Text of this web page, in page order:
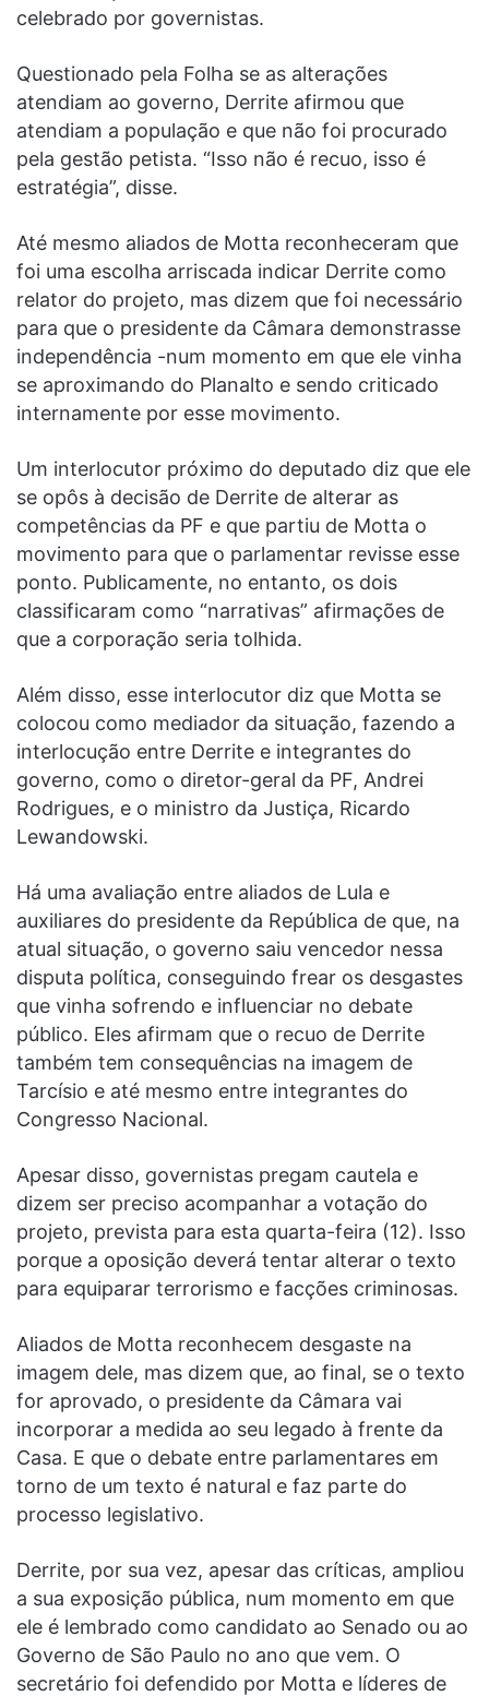
celebrado por governistas.
Questionado pela Folha se as alterações
atendiam ao governo, Derrite afirmou que
atendiam a população e que não foi procurado
pela gestão petista. “Isso não é recuo, isso é
estratégia”, disse.
Até mesmo aliados de Motta reconheceram que
foi uma escolha arriscada indicar Derrite como
relator do projeto, mas dizem que foi necessário
para que o presidente da Câmara demonstrasse
independência -num momento em que ele vinha
se aproximando do Planalto e sendo criticado
internamente por esse movimento.
Um interlocutor próximo do deputado diz que ele
se opôs à decisão de Derrite de alterar as
competências da PF e que partiu de Motta o
movimento para que o parlamentar revisse esse
ponto. Publicamente, no entanto, os dois
classificaram como “narrativas” afirmações de
que a corporação seria tolhida.
Além disso, esse interlocutor diz que Motta se
colocou como mediador da situação, fazendo a
interlocução entre Derrite e integrantes do
governo, como o diretor-geral da PF, Andrei
Rodrigues, e o ministro da Justiça, Ricardo
Lewandowski.
Há uma avaliação entre aliados de Lula e
auxiliares do presidente da República de que, na
atual situação, o governo saiu vencedor nessa
disputa política, conseguindo frear os desgastes
que vinha sofrendo e influenciar no debate
público. Eles afirmam que o recuo de Derrite
também tem consequências na imagem de
Tarcísio e até mesmo entre integrantes do
Congresso Nacional.
Apesar disso, governistas pregam cautela e
dizem ser preciso acompanhar a votação do
projeto, prevista para esta quarta-feira (12). Isso
porque a oposição deverá tentar alterar o texto
para equiparar terrorismo e facções criminosas.
Aliados de Motta reconhecem desgaste na
imagem dele, mas dizem que, ao final, se o texto
for aprovado, o presidente da Câmara vai
incorporar a medida ao seu legado à frente da
Casa. E que o debate entre parlamentares em
torno de um texto é natural e faz parte do
processo legislativo.
Derrite, por sua vez, apesar das críticas, ampliou
a sua exposição pública, num momento em que
ele é lembrado como candidato ao Senado ou ao
Governo de São Paulo no ano que vem. O
secretário foi defendido por Motta e líderes de